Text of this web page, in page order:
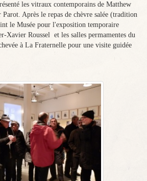
les vitraux contemporains de Matthew
Après le repas de chèvre salée (tradition
le Musée pour l'exposition temporaire
Xavier Roussel et les salles permamentes du
à La Fraternelle pour une visite guidée